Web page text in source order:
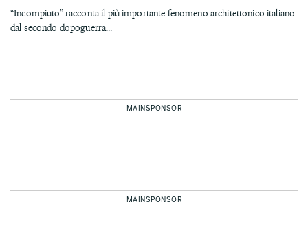
“Incompiuto” racconta il più importante fenomeno architettonico italiano
dal secondo dopoguerra...
MAINSPONSOR
MAINSPONSOR